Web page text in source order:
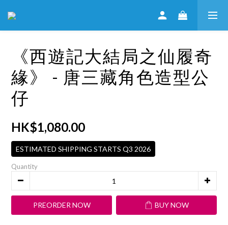
《西遊記大結局之仙履奇
緣》 - 唐三藏角色造型公
仔
HK$1,080.00
ESTIMATED SHIPPING STARTS Q3 2026
Quantity
PREORDER NOW BUY NOW